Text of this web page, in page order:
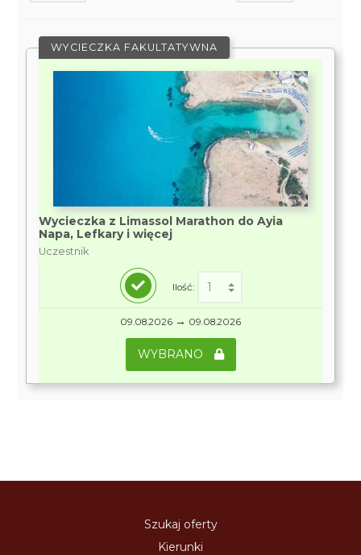
WYCIECZKA FAKULTATYWNA
Wycieczka z Limassol Marathon do Ayia
Napa, Lefkary i więcej
Uczestnik
Ilość:
09.08.2026 → 09.08.2026
WYBRANO
Szukaj oferty
Kierunki